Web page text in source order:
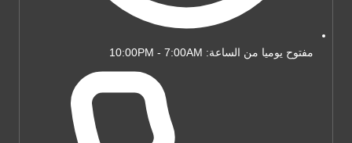
مفتوح يوميا من الساعة: 10:00PM - 7:00AM